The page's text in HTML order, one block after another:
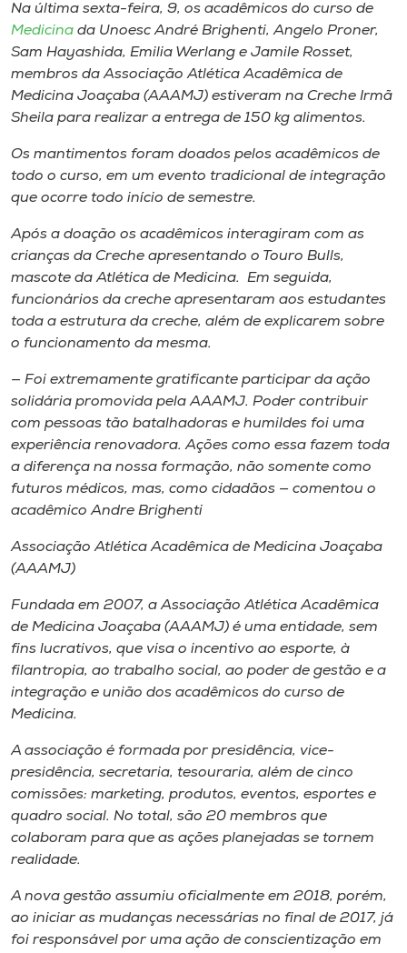
Store
o idioma
A+
Na última sexta-feira, 9, os acadêmicos do curso de
Medicina da Unoesc André Brighenti, Angelo Proner,
Sam Hayashida, Emilia Werlang e Jamile Rosset,
membros da Associação Atlética Acadêmica de
Medicina Joaçaba (AAAMJ) estiveram na Creche Irmã
Sheila para realizar a entrega de 150 kg alimentos.
Os mantimentos foram doados pelos acadêmicos de
todo o curso, em um evento tradicional de integração
que ocorre todo início de semestre.
Após a doação os acadêmicos interagiram com as
crianças da Creche apresentando o Touro Bulls,
mascote da Atlética de Medicina. Em seguida,
funcionários da creche apresentaram aos estudantes
toda a estrutura da creche, além de explicarem sobre
o funcionamento da mesma.
— Foi extremamente gratificante participar da ação
solidária promovida pela AAAMJ. Poder contribuir
com pessoas tão batalhadoras e humildes foi uma
experiência renovadora. Ações como essa fazem toda
a diferença na nossa formação, não somente como
futuros médicos, mas, como cidadãos — comentou o
acadêmico Andre Brighenti
Associação Atlética Acadêmica de Medicina Joaçaba
(AAAMJ)
Fundada em 2007, a Associação Atlética Acadêmica
de Medicina Joaçaba (AAAMJ) é uma entidade, sem
fins lucrativos, que visa o incentivo ao esporte, à
filantropia, ao trabalho social, ao poder de gestão e a
integração e união dos acadêmicos do curso de
Medicina.
A associação é formada por presidência, vice-
presidência, secretaria, tesouraria, além de cinco
comissões: marketing, produtos, eventos, esportes e
quadro social. No total, são 20 membros que
colaboram para que as ações planejadas se tornem
realidade.
A nova gestão assumiu oficialmente em 2018, porém,
ao iniciar as mudanças necessárias no final de 2017, já
foi responsável por uma ação de conscientização em